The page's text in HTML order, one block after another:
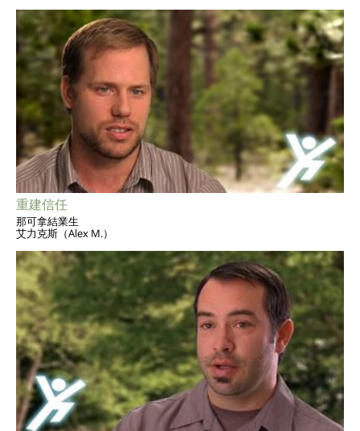
重建信任
那可拿結業生
艾力克斯（Alex M.）